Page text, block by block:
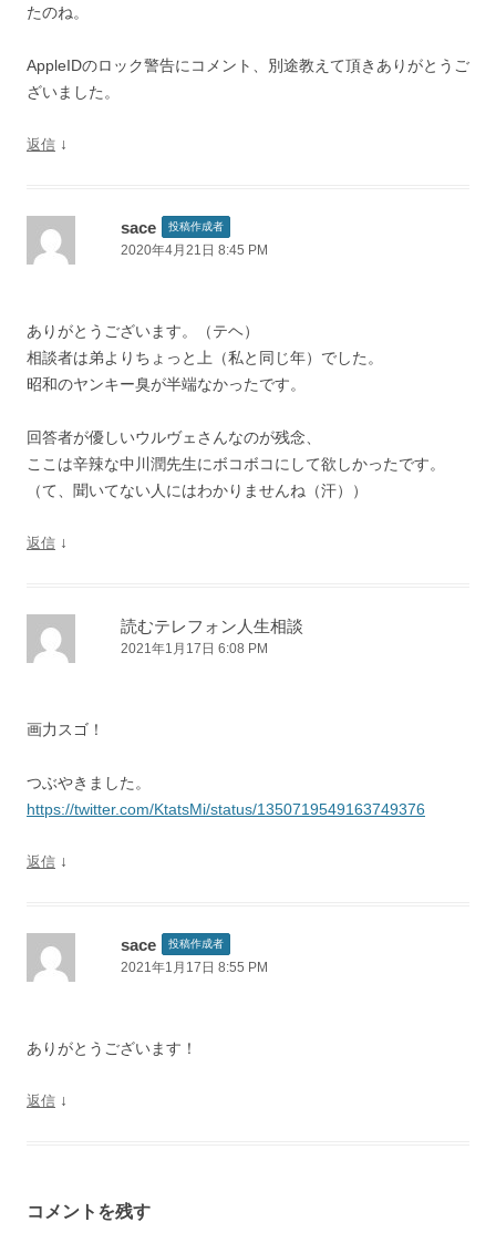
たのね。
AppleIDのロック警告にコメント、別途教えて頂きありがとうご
ざいました。
返信 ↓
sace 投稿作成者
2020年4月21日 8:45 PM
ありがとうございます。（テヘ）
相談者は弟よりちょっと上（私と同じ年）でした。
昭和のヤンキー臭が半端なかったです。
回答者が優しいウルヴェさんなのが残念、
ここは辛辣な中川潤先生にボコボコにして欲しかったです。
（て、聞いてない人にはわかりませんね（汗））
返信 ↓
読むテレフォン人生相談
2021年1月17日 6:08 PM
画力スゴ！
つぶやきました。
https://twitter.com/KtatsMi/status/1350719549163749376
返信 ↓
sace 投稿作成者
2021年1月17日 8:55 PM
ありがとうございます！
返信 ↓
コメントを残す